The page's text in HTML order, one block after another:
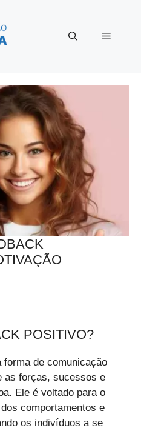
Menu
POSITIVO?
forma de comunicação
as forças, sucessos e
Ele é voltado para o
comportamentos e
os indivíduos a se